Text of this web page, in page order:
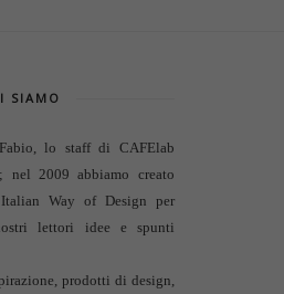
SIAMO
lo staff di CAFElab
; nel 2009 abbiamo creato
Way of Design per
lettori idee e spunti
prodotti di design,